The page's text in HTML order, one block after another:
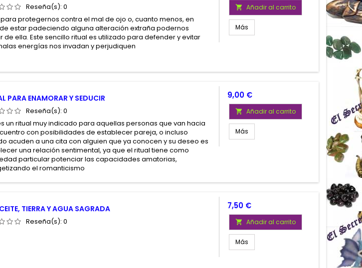
Reseña(s):0
para protegernos contra el mal de ojo o, cuanto menos, en
estar padeciendo alguna alteración extraña podernos
de ella. Este sencillo ritual es utilizado para defender y evitar
energías nos invadan y perjudiquen
 Añadir al carrito
Más
PARA ENAMORAR Y SEDUCIR
Reseña(s):0
un ritual muy indicado para aquellas personas que van hacia
con posibilidades de establecer pareja, o incluso
acuden a una cita con alguien que ya conocen y su deseo es
una relación sentimental, ya que el ritual tiene como
particular potenciar las capacidades amatorias,
el romanticismo
Precio
9,00 €
 Añadir al carrito
Más
TIERRA Y AGUA SAGRADA
Reseña(s):0
Precio
7,50 €
 Añadir al carrito
Más